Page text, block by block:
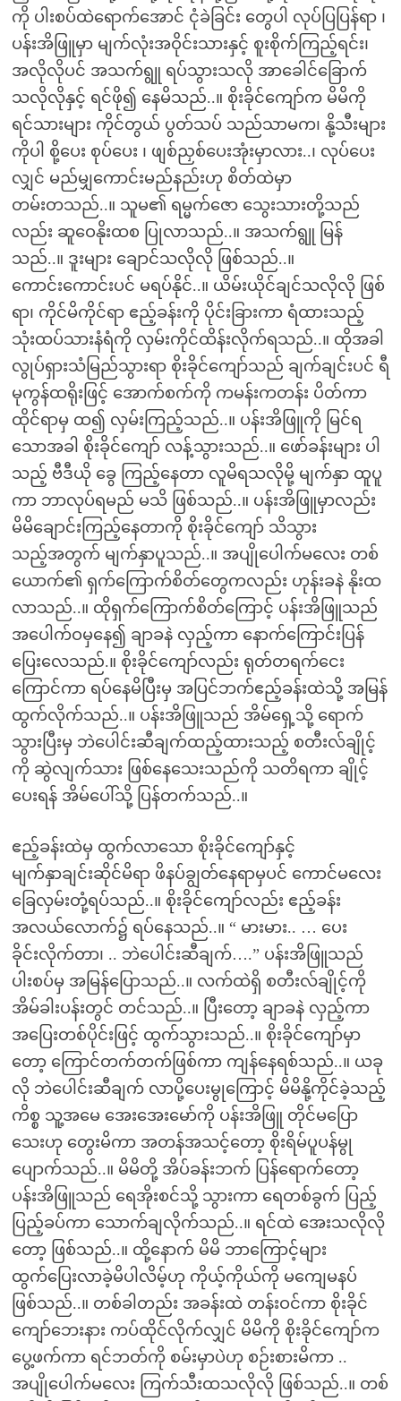
ကို ပါးစပ်ထဲရောက်အောင် ငုံခဲခြင်း တွေပါ လုပ်ပြပြန်ရာ ၊
ပန်းအိဖြူမှာ မျက်လုံးအဝိုင်းသားနှင့် စူးစိုက်ကြည့်ရင်း၊
အလိုလိုပင် အသက်ရွူ ရပ်သွားသလို အာခေါင်ခြောက်
သလိုလိုနှင့် ရင်ဖို၍ နေမိသည်..။ စိုးခိုင်ကျော်က မိမိကို
ရင်သားများ ကိုင်တွယ် ပွတ်သပ် သည်သာမက၊ နို့သီးများ
ကိုပါ စို့ပေး စုပ်ပေး ၊ ဖျစ်ညှစ်ပေးအုံးမှာလား..၊ လုပ်ပေး
လျှင် မည်မျှကောင်းမည်နည်းဟု စိတ်ထဲမှာ
တမ်းတသည်..။ သူမ၏ ရမ္မက်ဇော သွေးသားတို့သည်
လည်း ဆူဝေနိုးထစ ပြုလာသည်..။ အသက်ရွူ မြန်
သည်..။ ဒူးများ ချောင်သလိုလို ဖြစ်သည်..။
ကောင်းကောင်းပင် မရပ်နိုင်..။ ယိမ်းယိုင်ချင်သလိုလို ဖြစ်
ရာ၊ ကိုင်မိကိုင်ရာ ဧည့်ခန်းကို ပိုင်းခြားကာ ရံထားသည့်
သုံးထပ်သားနံရံကို လှမ်းကိုင်ထိန်းလိုက်ရသည်..။ ထိုအခါ
လွုပ်ရှားသံမြည်သွားရာ စိုးခိုင်ကျော်သည် ချက်ချင်းပင် ရီ
မုကွန်ထရိုးဖြင့် အောက်စက်ကို ကမန်းကတန်း ပိတ်ကာ
ထိုင်ရာမှ ထ၍ လှမ်းကြည့်သည်..။ ပန်းအိဖြူကို မြင်ရ
သောအခါ စိုးခိုင်ကျော် လန့်သွားသည်..။ ဖော်ခန်းများ ပါ
သည့် ဗီဒီယို ခွေ ကြည့်နေတာ လူမိရသလိုမို့ မျက်နှာ ထူပူ
ကာ ဘာလုပ်ရမည် မသိ ဖြစ်သည်..။ ပန်းအိဖြူမှာလည်း
မိမိချောင်းကြည့်နေတာကို စိုးခိုင်ကျော် သိသွား
သည့်အတွက် မျက်နှာပူသည်..။ အပျိုပေါက်မလေး တစ်
ယောက်၏ ရှက်ကြောက်စိတ်တွေကလည်း ဟုန်းခနဲ နိုးထ
လာသည်..။ ထိုရှက်ကြောက်စိတ်ကြောင့် ပန်းအိဖြူသည်
အပေါက်ဝမှနေ၍ ချာခနဲ လှည့်ကာ နောက်ကြောင်းပြန်
ပြေးလေသည်.။ စိုးခိုင်ကျော်လည်း ရုတ်တရက်ငေး
ကြောင်ကာ ရပ်နေမိပြီးမှ အပြင်ဘက်ဧည့်ခန်းထဲသို့ အမြန်
ထွက်လိုက်သည်..။ ပန်းအိဖြူသည် အိမ်ရှေ့သို့ ရောက်
သွားပြီးမှ ဘဲပေါင်းဆီချက်ထည့်ထားသည့် စတီးလ်ချိုင့်
ကို ဆွဲလျက်သား ဖြစ်နေသေးသည်ကို သတိရကာ ချိုင့်
ပေးရန် အိမ်ပေါ်သို့ ပြန်တက်သည်..။
ဧည့်ခန်းထဲမှ ထွက်လာသော စိုးခိုင်ကျော်နှင့်
မျက်နှာချင်းဆိုင်မိရာ ဖိနပ်ချွတ်နေရာမှပင် ကောင်မလေး
ခြေလှမ်းတုံ့ရပ်သည်..။ စိုးခိုင်ကျော်လည်း ဧည့်ခန်း
အလယ်လောက်၌ ရပ်နေသည်..။ “ မားမား.. … ပေး
ခိုင်းလိုက်တာ၊ .. ဘဲပေါင်းဆီချက်….” ပန်းအိဖြူသည်
ပါးစပ်မှ အမြန်ပြောသည်..။ လက်ထဲရှိ စတီးလ်ချိုင့်ကို
အိမ်ခါးပန်းတွင် တင်သည်..။ ပြီးတော့ ချာခနဲ လှည့်ကာ
အပြေးတစ်ပိုင်းဖြင့် ထွက်သွားသည်..။ စိုးခိုင်ကျော်မှာ
တော့ ကြောင်တက်တက်ဖြစ်ကာ ကျန်နေရစ်သည်..။ ယခု
လို ဘဲပေါင်းဆီချက် လာပို့ပေးမွုကြောင့် မိမိနို့ကိုင်ခဲ့သည့်
ကိစ္စ သူ့အမေ အေးအေးမော်ကို ပန်းအိဖြူ တိုင်မပြော
သေးဟု တွေးမိကာ အတန်အသင့်တော့ စိုးရိမ်ပူပန်မွု
ပျောက်သည်..။ မိမိတို့ အိပ်ခန်းဘက် ပြန်ရောက်တော့
ပန်းအိဖြူသည် ရေအိုးစင်သို့ သွားကာ ရေတစ်ခွက် ပြည့်
ပြည့်ခပ်ကာ သောက်ချလိုက်သည်..။ ရင်ထဲ အေးသလိုလို
တော့ ဖြစ်သည်..။ ထို့နောက် မိမိ ဘာကြောင့်များ
ထွက်ပြေးလာခဲ့မိပါလိမ့်ဟု ကိုယ့်ကိုယ်ကို မကျေမနပ်
ဖြစ်သည်..။ တစ်ခါတည်း အခန်းထဲ တန်းဝင်ကာ စိုးခိုင်
ကျော်ဘေးနား ကပ်ထိုင်လိုက်လျှင် မိမိကို စိုးခိုင်ကျော်က
ပွေ့ဖက်ကာ ရင်ဘတ်ကို စမ်းမှာပဲဟု စဉ်းစားမိကာ ..
အပျိုပေါက်မလေး ကြက်သီးထသလိုလို ဖြစ်သည်..။ တစ်